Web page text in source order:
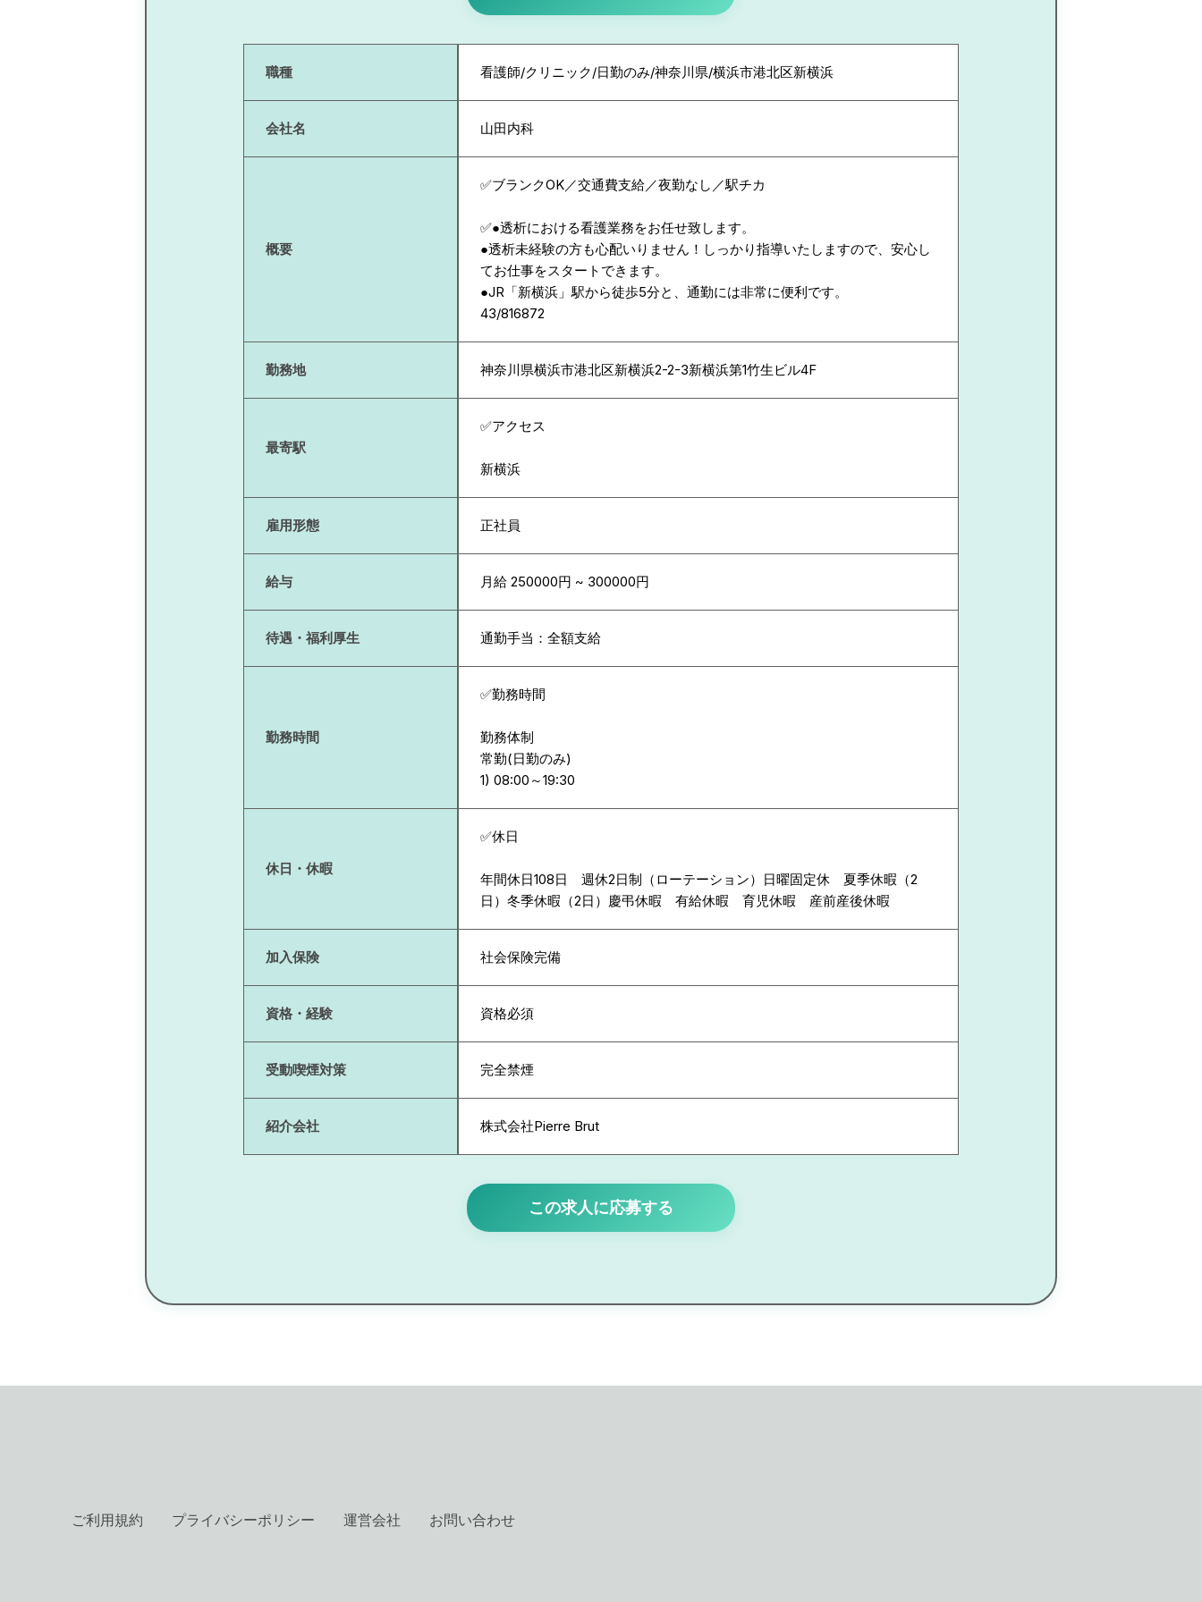
職種 看護師/クリニック/日勤のみ/神奈川県/横浜市港北区新横浜
会社名 山田内科
概要
✅ブランクOK／交通費支給／夜勤なし／駅チカ
✅●透析における看護業務をお任せ致します。
●透析未経験の方も心配いりません！しっかり指導いたしますので、安心し
てお仕事をスタートできます。
●JR「新横浜」駅から徒歩5分と、通勤には非常に便利です。
43/816872
勤務地 神奈川県横浜市港北区新横浜2-2-3新横浜第1竹生ビル4F
最寄駅
✅アクセス
新横浜
雇用形態 正社員
給与 月給 250000円 ~ 300000円
待遇・福利厚生 通勤手当：全額支給
勤務時間
✅勤務時間
勤務体制
常勤(日勤のみ)
休日・休暇
✅休日
年間休日108日 週休2日制（ローテーション）日曜固定休 夏季休暇（2
日）冬季休暇（2日）慶弔休暇 有給休暇 育児休暇 産前産後休暇
加入保険 社会保険完備
資格・経験 資格必須
受動喫煙対策 完全禁煙
紹介会社 株式会社Pierre Brut
この求人に応募する
ご利用規約 プライバシーポリシー 運営会社 お問い合わせ